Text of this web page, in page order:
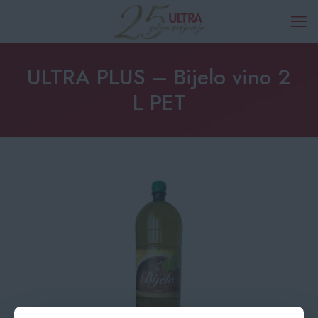
ULTRA PLUS – Bijelo vino 2
L PET